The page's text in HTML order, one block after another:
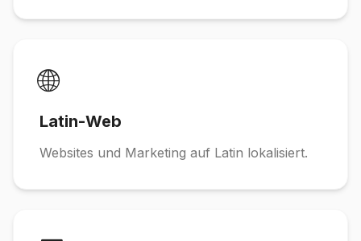
🌐
Latin-Web
Websites und Marketing auf Latin lokalisiert.